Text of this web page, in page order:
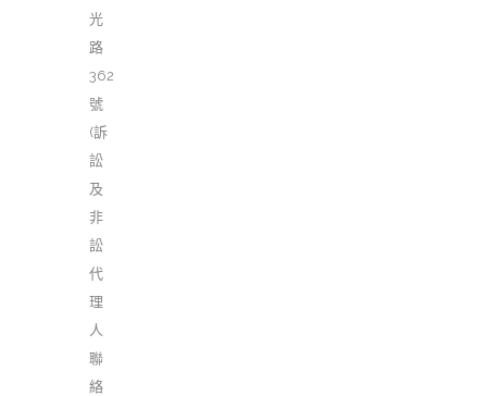
光
路
362
號
(訴
訟
及
非
訟
代
理
人
聯
絡